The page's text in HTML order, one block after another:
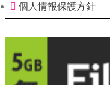
個人情報保護方針